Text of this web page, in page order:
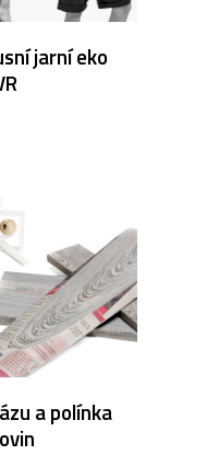
jarní eko
a polínka